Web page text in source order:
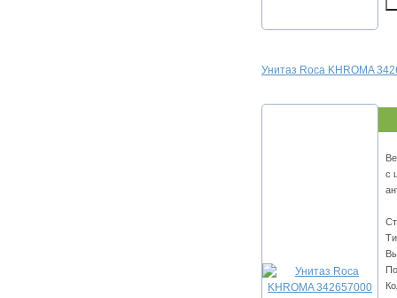
Унитаз Roca KHROMA
с